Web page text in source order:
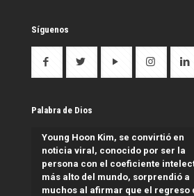
Síguenos
Palabra de Dios
Young Hoon Kim, se convirtió en
noticia viral, conocido por ser la
persona con el coeficiente
más alto del mundo, sorprendió a
muchos al afirmar que el regreso